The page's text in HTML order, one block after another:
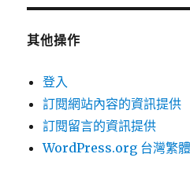
其他操作
登入
訂閱網站內容的資訊提供
訂閱留言的資訊提供
WordPress.org 台灣繁